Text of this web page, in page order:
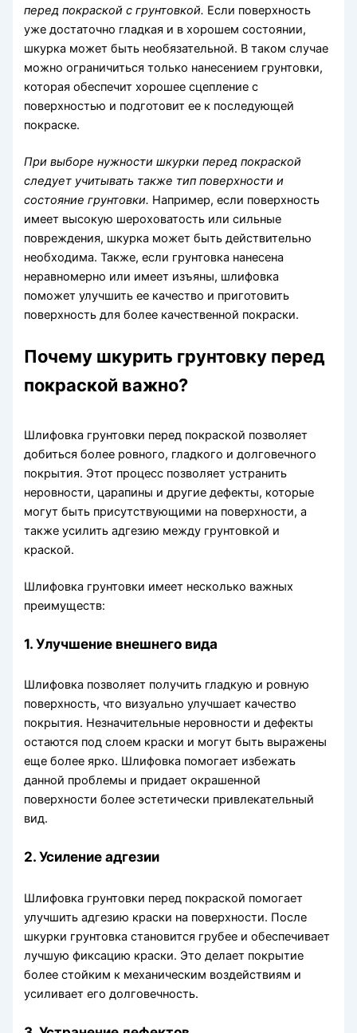
перед покраской с грунтовкой. Если поверхность
уже достаточно гладкая и в хорошем состоянии,
шкурка может быть необязательной. В таком случае
можно ограничиться только нанесением грунтовки,
которая обеспечит хорошее сцепление с
поверхностью и подготовит ее к последующей
покраске.
При выборе нужности шкурки перед покраской
следует учитывать также тип поверхности и
состояние грунтовки. Например, если поверхность
имеет высокую шероховатость или сильные
повреждения, шкурка может быть действительно
необходима. Также, если грунтовка нанесена
неравномерно или имеет изъяны, шлифовка
поможет улучшить ее качество и приготовить
поверхность для более качественной покраски.
Почему шкурить грунтовку перед
покраской важно?
Шлифовка грунтовки перед покраской позволяет
добиться более ровного, гладкого и долговечного
покрытия. Этот процесс позволяет устранить
неровности, царапины и другие дефекты, которые
могут быть присутствующими на поверхности, а
также усилить адгезию между грунтовкой и
краской.
Шлифовка грунтовки имеет несколько важных
преимуществ:
1. Улучшение внешнего вида
Шлифовка позволяет получить гладкую и ровную
поверхность, что визуально улучшает качество
покрытия. Незначительные неровности и дефекты
остаются под слоем краски и могут быть выражены
еще более ярко. Шлифовка помогает избежать
данной проблемы и придает окрашенной
поверхности более эстетически привлекательный
вид.
2. Усиление адгезии
Шлифовка грунтовки перед покраской помогает
улучшить адгезию краски на поверхности. После
шкурки грунтовка становится грубее и обеспечивает
лучшую фиксацию краски. Это делает покрытие
более стойким к механическим воздействиям и
усиливает его долговечность.